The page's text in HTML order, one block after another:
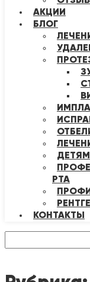
АКЦИИ
БЛОГ
ДЕТЯМ
РТА
КОНТАКТЫ